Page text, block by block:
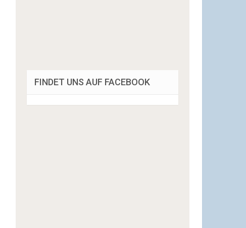
FINDET UNS AUF FACEBOOK